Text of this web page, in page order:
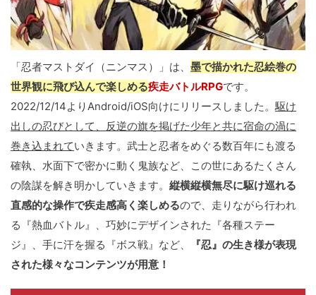
「忍者マストダイ（ニンマス）」は、 墨で描かれた忍絵巻の
世界観に飛び込んで楽しめる疾走バトルRPGです。
2022/12/14よりAndroid/iOS向けにリリースしました。駆け
出しの忍びとして、反逆の旗を掲げた少年と共に宿命の渦に
巻き込まれていきます。武士と忍者をめぐる数百年にも渡る
確執、水面下で密かに動く鬼族など、この世にあるたくさん
の陰謀を解き明かしていきます。 縦横縦横無尽に駆け巡れる
直感的な操作で疾走感高く楽しめるので、走りながら行われ
る『熱血バトル』、巧妙にデザインされた『各種ステー
ジ』、手に汗を握る『ボス戦』など、
『忍』の生き様が表現
された様々なコンテンツが用意！